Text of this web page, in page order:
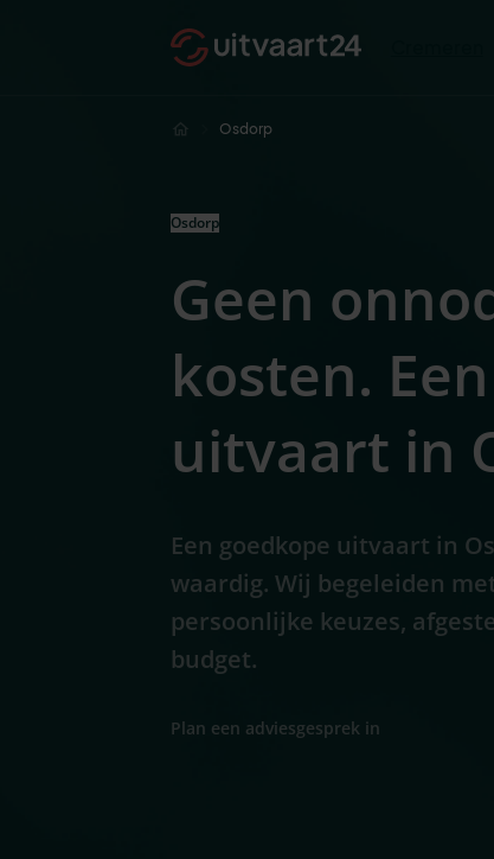
Osdorp
Osdorp
Geen
kosten.
uitvaart in
Een goedkope uitvaart in
waardig. Wij begeleiden
persoonlijke keuzes,
budget.
Plan een adviesgesprek in